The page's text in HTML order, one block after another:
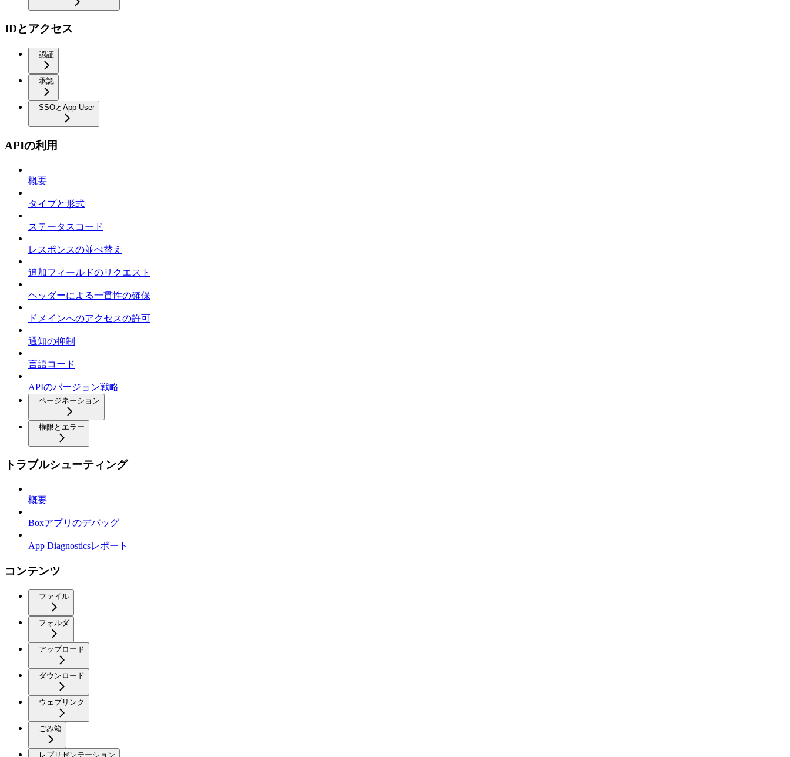
IDとアクセス
認証
承認
SSOとApp User
APIの利用
概要
タイプと形式
ステータスコード
レスポンスの並べ替え
追加フィールドのリクエスト
ヘッダーによる一貫性の確保
ドメインへのアクセスの許可
通知の抑制
言語コード
APIのバージョン戦略
ページネーション
権限とエラー
トラブルシューティング
概要
Boxアプリのデバッグ
App Diagnosticsレポート
コンテンツ
ファイル
フォルダ
アップロード
ダウンロード
ウェブリンク
ごみ箱
レプリゼンテーション